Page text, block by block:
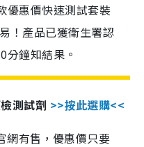
優惠價快速測試套裝
！產品已獲衛生署認
分鐘知結果。
測試劑 >>按此選購<<
網有售，優惠價只要